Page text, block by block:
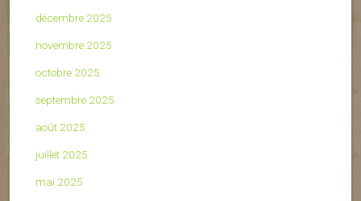
décembre 2025
novembre 2025
octobre 2025
septembre 2025
août 2025
juillet 2025
mai 2025